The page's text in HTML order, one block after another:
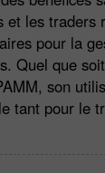
et les traders
pour la
Quel que
son
tant pour le